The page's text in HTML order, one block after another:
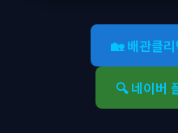
🏡 배관클
🔍 네이버